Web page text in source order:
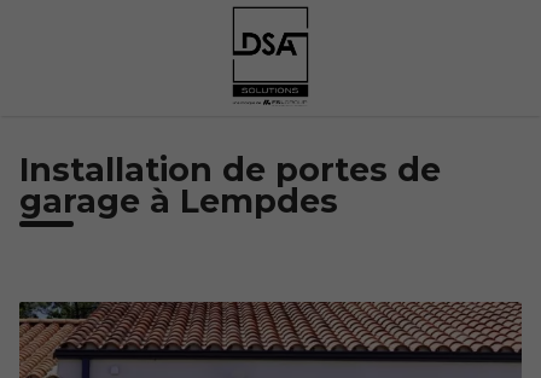
Installation de portes de
garage à Lempdes